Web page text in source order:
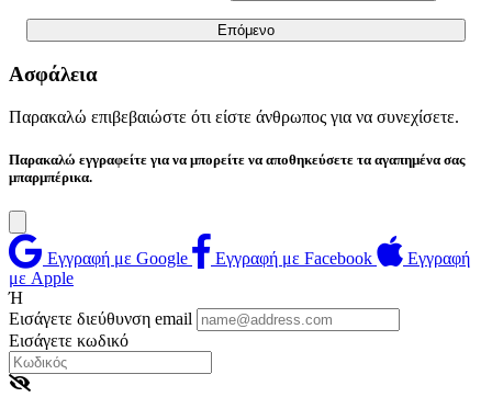
Επόμενο
Ασφάλεια
Παρακαλώ επιβεβαιώστε ότι είστε άνθρωπος για να συνεχίσετε.
Παρακαλώ εγγραφείτε για να μπορείτε να αποθηκεύσετε τα αγαπημένα σας
μπαρμπέρικα.
Εγγραφή με Google Εγγραφή με Facebook
Εγγραφή
με Apple
Ή
Εισάγετε διεύθυνση email
Εισάγετε κωδικό